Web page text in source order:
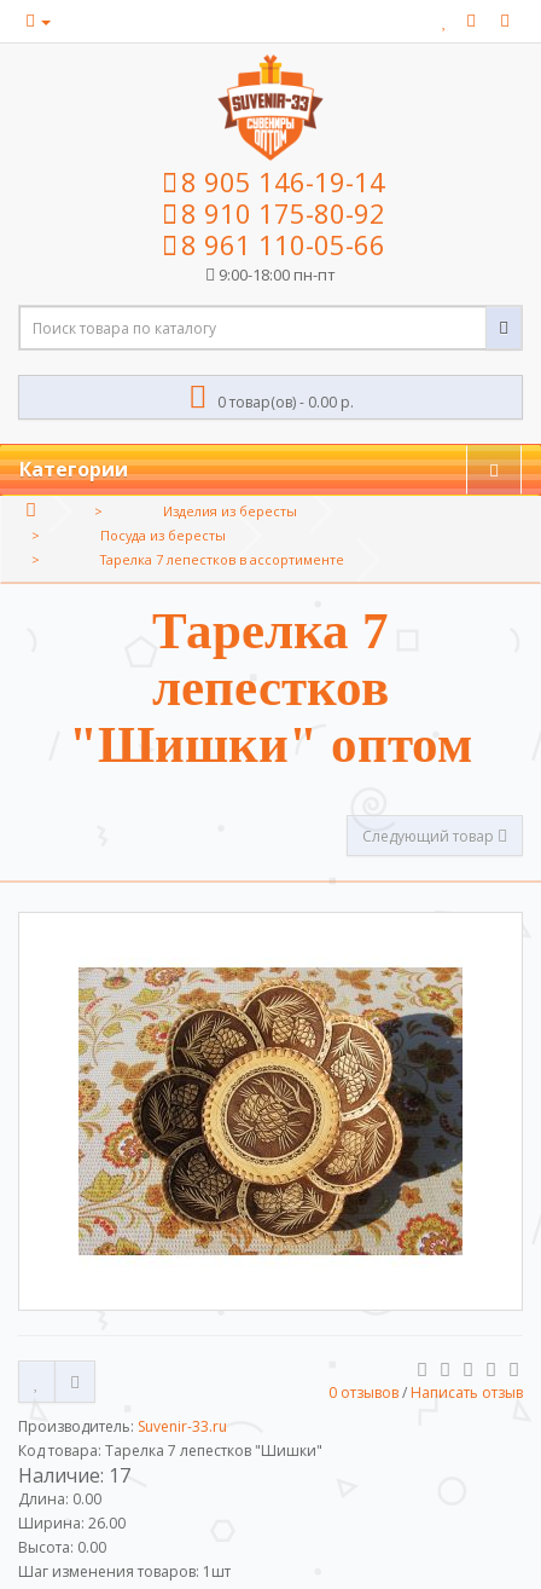
8 905 146-19-14
8 910 175-80-92
8 961 110-05-66
9:00-18:00 пн-пт
0 товар(ов) - 0.00 р.
Категории
Изделия из бересты
Посуда из бересты
Тарелка 7 лепестков в ассортименте
Тарелка 7
лепестков
"Шишки" оптом
Следующий товар
0 отзывов/ Написать отзыв
Производитель: Suvenir-33.ru
Код товара: Тарелка 7 лепестков "Шишки"
Наличие: 17
Длина: 0.00
Ширина: 26.00
Высота: 0.00
Шаг изменения товаров: 1 шт